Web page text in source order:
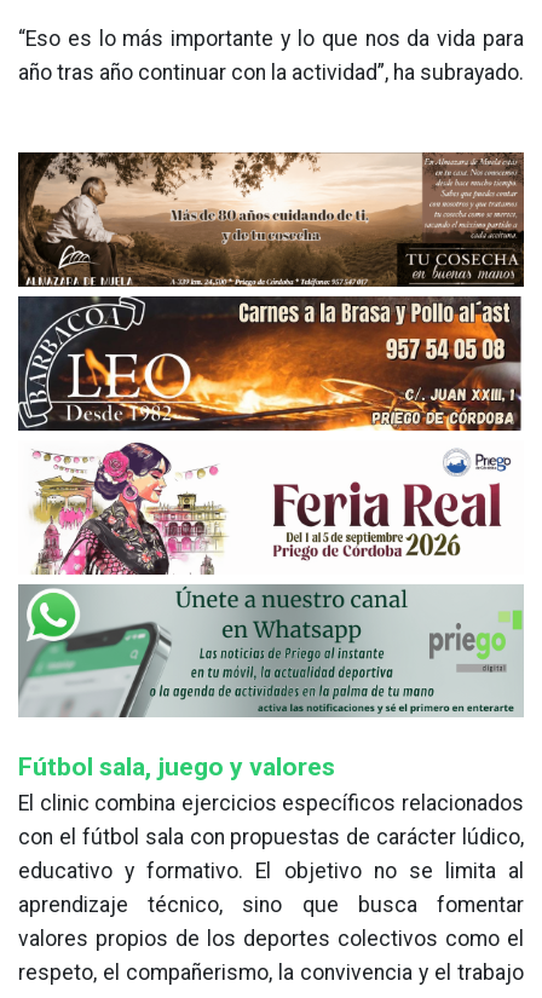
“Eso es lo más importante y lo que nos da vida para
año tras año continuar con la actividad”, ha subrayado.
Fútbol sala, juego y valores
El clinic combina ejercicios específicos relacionados
con el fútbol sala con propuestas de carácter lúdico,
educativo y formativo. El objetivo no se limita al
aprendizaje técnico, sino que busca fomentar
valores propios de los deportes colectivos como el
respeto, el compañerismo, la convivencia y el trabajo